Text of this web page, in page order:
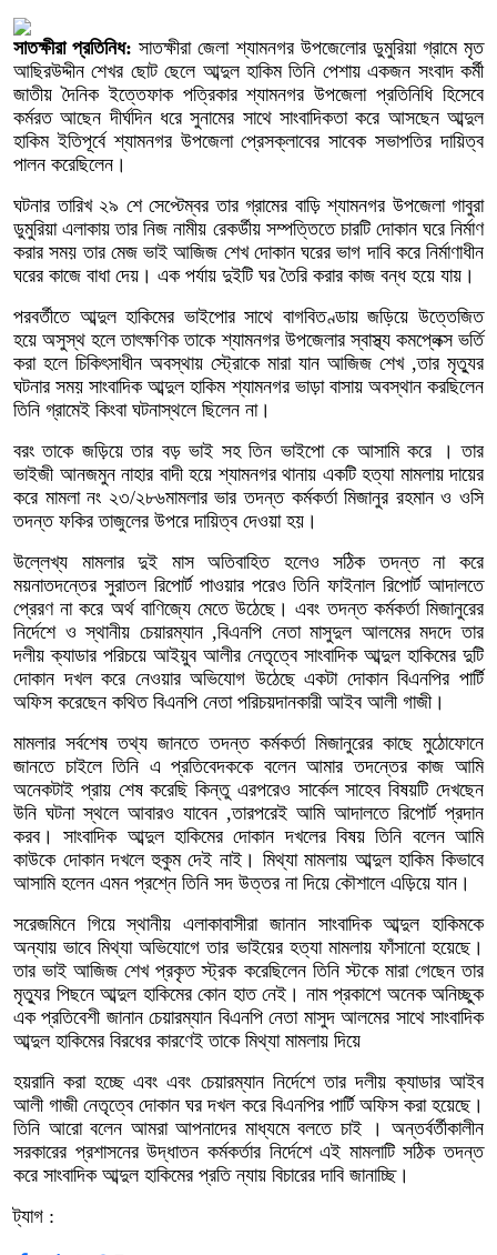
সাতক্ষীরা প্রতিনিধ: সাতক্ষীরা জেলা শ্যামনগর উপজেলাের ডুমুরিয়া গ্রামে মৃত
আছিরউদ্দীন শেখর ছোট ছেলে আব্দুল হাকিম তিনি পেশায় একজন সংবাদ কর্মী
জাতীয় দৈনিক ইত্তেফাক পত্রিকার শ্যামনগর উপজেলা প্রতিনিধি হিসেবে
কর্মরত আছেন দীর্ঘদিন ধরে সুনামের সাথে সাংবাদিকতা করে আসছেন আব্দুল
হাকিম ইতিপূর্বে শ্যামনগর উপজেলা প্রেসক্লাবের সাবেক সভাপতির দায়িত্ব
পালন করেছিলেন।
ঘটনার তারিখ ২৯ শে সেপ্টেম্বর তার গ্রামের বাড়ি শ্যামনগর উপজেলা গাবুরা
ডুমুরিয়া এলাকায় তার নিজ নামীয় রেকর্ডীয় সম্পত্তিতে চারটি দোকান ঘরে নির্মাণ
করার সময় তার মেজ ভাই আজিজ শেখ দোকান ঘরের ভাগ দাবি করে নির্মাণাধীন
ঘরের কাজে বাধা দেয়। এক পর্যায় দুইটি ঘর তৈরি করার কাজ বন্ধ হয়ে যায়।
পরবর্তীতে আব্দুল হাকিমের ভাইপোর সাথে বাগবিতণ্ডায় জড়িয়ে উত্তেজিত
হয়ে অসুস্থ হলে তাৎক্ষণিক তাকে শ্যামনগর উপজেলার স্বাস্থ্য কমপ্লেক্স ভর্তি
করা হলে চিকিৎসাধীন অবস্থায় স্ট্রোকে মারা যান আজিজ শেখ ,তার মৃত্যুর
ঘটনার সময় সাংবাদিক আব্দুল হাকিম শ্যামনগর ভাড়া বাসায় অবস্থান করছিলেন
তিনি গ্রামেই কিংবা ঘটনাস্থলে ছিলেন না।
বরং তাকে জড়িয়ে তার বড় ভাই সহ তিন ভাইপো কে আসামি করে । তার
ভাইজী আনজমুন নাহার বাদী হয়ে শ্যামনগর থানায় একটি হত্যা মামলায় দায়ের
করে মামলা নং ২৩/২৮৬মামলার ভার তদন্ত কর্মকর্তা মিজানুর রহমান ও ওসি
তদন্ত ফকির তাজুলের উপরে দায়িত্ব দেওয়া হয়।
উল্লেখ্য মামলার দুই মাস অতিবাহিত হলেও সঠিক তদন্ত না করে
ময়নাতদন্তের সুরাতল রিপোর্ট পাওয়ার পরেও তিনি ফাইনাল রিপোর্ট আদালতে
প্রেরণ না করে অর্থ বাণিজ্যে মেতে উঠেছে। এবং তদন্ত কর্মকর্তা মিজানুরের
নির্দেশে ও স্থানীয় চেয়ারম্যান ,বিএনপি নেতা মাসুদুল আলমের মদদে তার
দলীয় ক্যাডার পরিচয়ে আইয়ুব আলীর নেতৃত্বে সাংবাদিক আব্দুল হাকিমের দুটি
দোকান দখল করে নেওয়ার অভিযোগ উঠেছে একটা দোকান বিএনপির পার্টি
অফিস করেছেন কথিত বিএনপি নেতা পরিচয়দানকারী আইব আলী গাজী।
মামলার সর্বশেষ তথ্য জানতে তদন্ত কর্মকর্তা মিজানুরের কাছে মুঠোফোনে
জানতে চাইলে তিনি এ প্রতিবেদককে বলেন আমার তদন্তের কাজ আমি
অনেকটাই প্রায় শেষ করেছি কিন্তু এরপরেও সার্কেল সাহেব বিষয়টি দেখছেন
উনি ঘটনা স্থলে আবারও যাবেন ,তারপরেই আমি আদালতে রিপোর্ট প্রদান
করব। সাংবাদিক আব্দুল হাকিমের দোকান দখলের বিষয় তিনি বলেন আমি
কাউকে দোকান দখলে হুকুম দেই নাই। মিথ্যা মামলায় আব্দুল হাকিম কিভাবে
আসামি হলেন এমন প্রশ্নে তিনি সদ উত্তর না দিয়ে কৌশালে এড়িয়ে যান।
সরেজমিনে গিয়ে স্থানীয় এলাকাবাসীরা জানান সাংবাদিক আব্দুল হাকিমকে
অন্যায় ভাবে মিথ্যা অভিযোগে তার ভাইয়ের হত্যা মামলায় ফাঁসানো হয়েছে।
তার ভাই আজিজ শেখ প্রকৃত স্ট্রক করেছিলেন তিনি স্টকে মারা গেছেন তার
মৃত্যুর পিছনে আব্দুল হাকিমের কোন হাত নেই। নাম প্রকাশে অনেক অনিচ্ছুক
এক প্রতিবেশী জানান চেয়ারম্যান বিএনপি নেতা মাসুদ আলমের সাথে সাংবাদিক
আব্দুল হাকিমের বিরধের কারণেই তাকে মিথ্যা মামলায় দিয়ে
হয়রানি করা হচ্ছে এবং এবং চেয়ারম্যান নির্দেশে তার দলীয় ক্যাডার আইব
আলী গাজী নেতৃত্বে দোকান ঘর দখল করে বিএনপির পার্টি অফিস করা হয়েছে।
তিনি আরো বলেন আমরা আপনাদের মাধ্যমে বলতে চাই । অন্তর্বর্তীকালীন
সরকারের প্রশাসনের উদ্ধাতন কর্মকর্তার নির্দেশে এই মামলাটি সঠিক তদন্ত
করে সাংবাদিক আব্দুল হাকিমের প্রতি ন্যায় বিচারের দাবি জানাচ্ছি।
ট্যাগ :